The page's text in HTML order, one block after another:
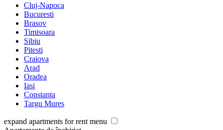
Cluj-Napoca
Bucuresti
Brasov
Timisoara
Sibiu
Pitesti
Craiova
Arad
Oradea
Iasi
Constanta
Targu Mures
expand apartments for rent menu